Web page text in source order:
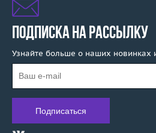
ПОДПИСКА НА РАССЫЛКУ
Узнайте больше о наших новинках